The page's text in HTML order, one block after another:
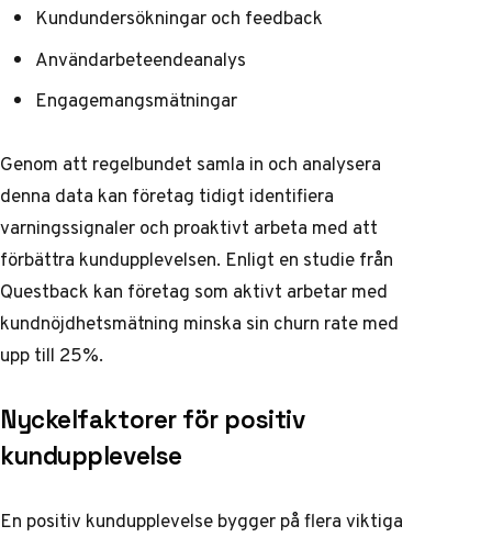
Kundundersökningar och feedback
Användarbeteendeanalys
Engagemangsmätningar
Genom att regelbundet samla in och analysera
denna data kan företag tidigt identifiera
varningssignaler och proaktivt arbeta med att
förbättra kundupplevelsen. Enligt en studie från
Questback kan företag som aktivt arbetar med
kundnöjdhetsmätning minska sin churn rate med
upp till 25%.
Nyckelfaktorer för positiv
kundupplevelse
En positiv kundupplevelse bygger på flera viktiga